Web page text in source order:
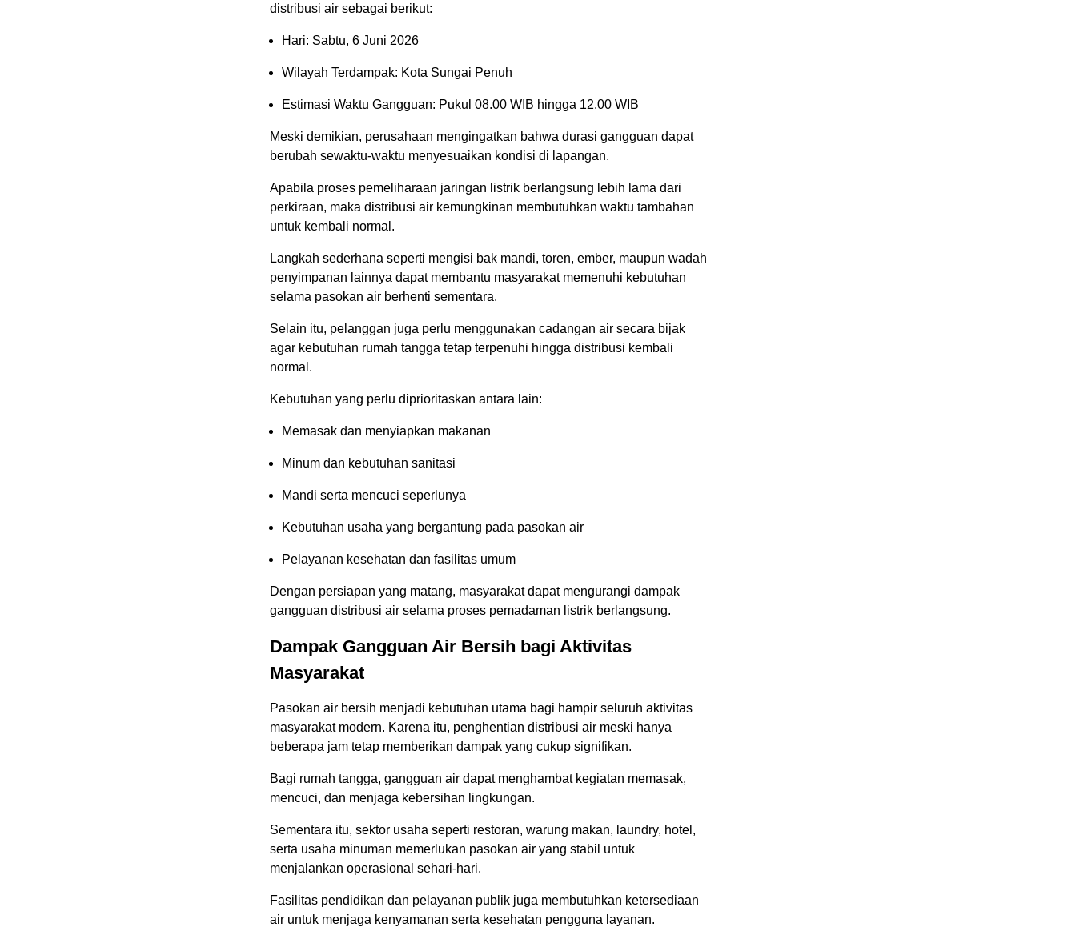
distribusi air sebagai berikut:
Hari: Sabtu, 6 Juni 2026
Wilayah Terdampak: Kota Sungai Penuh
Estimasi Waktu Gangguan: Pukul 08.00 WIB hingga 12.00 WIB
Meski demikian, perusahaan mengingatkan bahwa durasi gangguan dapat
berubah sewaktu-waktu menyesuaikan kondisi di lapangan.
Apabila proses pemeliharaan jaringan listrik berlangsung lebih lama dari
perkiraan, maka distribusi air kemungkinan membutuhkan waktu tambahan
untuk kembali normal.
Langkah sederhana seperti mengisi bak mandi, toren, ember, maupun wadah
penyimpanan lainnya dapat membantu masyarakat memenuhi kebutuhan
selama pasokan air berhenti sementara.
Selain itu, pelanggan juga perlu menggunakan cadangan air secara bijak
agar kebutuhan rumah tangga tetap terpenuhi hingga distribusi kembali
normal.
Kebutuhan yang perlu diprioritaskan antara lain:
Memasak dan menyiapkan makanan
Minum dan kebutuhan sanitasi
Mandi serta mencuci seperlunya
Kebutuhan usaha yang bergantung pada pasokan air
Pelayanan kesehatan dan fasilitas umum
Dengan persiapan yang matang, masyarakat dapat mengurangi dampak
gangguan distribusi air selama proses pemadaman listrik berlangsung.
Dampak Gangguan Air Bersih bagi Aktivitas
Masyarakat
Pasokan air bersih menjadi kebutuhan utama bagi hampir seluruh aktivitas
masyarakat modern. Karena itu, penghentian distribusi air meski hanya
beberapa jam tetap memberikan dampak yang cukup signifikan.
Bagi rumah tangga, gangguan air dapat menghambat kegiatan memasak,
mencuci, dan menjaga kebersihan lingkungan.
Sementara itu, sektor usaha seperti restoran, warung makan, laundry, hotel,
serta usaha minuman memerlukan pasokan air yang stabil untuk
menjalankan operasional sehari-hari.
Fasilitas pendidikan dan pelayanan publik juga membutuhkan ketersediaan
air untuk menjaga kenyamanan serta kesehatan pengguna layanan.